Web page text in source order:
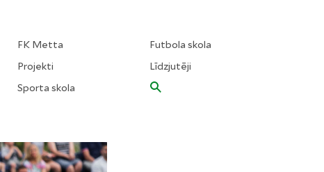
FK Metta
Projekti
Sporta skola
Futbola skola
Līdzjutēji